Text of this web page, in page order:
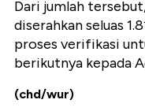
Dari jumlah
diserahkan seluas
proses verifikasi
berikutnya kepada
(chd/wur)